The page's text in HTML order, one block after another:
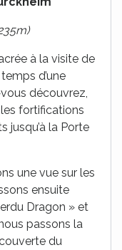
à la visite de
d’une
découvrez,
fortifications
jusqu’à la Porte
une vue sur les
ensuite
Dragon » et
passons la
du